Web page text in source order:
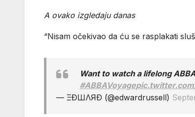
A ovako izgledaju danas
“Nisam očekivao da ću se rasplakati
Want to watch a lifelong
#ABBAVoyage
— ΞÐШΛЯÐ (@edwardrussell)